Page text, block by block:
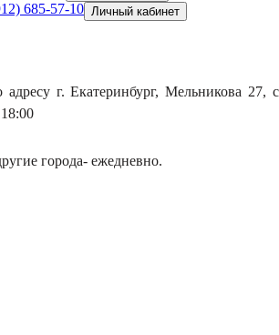
685-57-10 Личный кабинет
г. Екатеринбург, Мельникова 27, с
города- ежедневно.